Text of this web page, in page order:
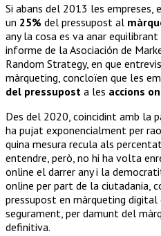
Si abans del 2013 les empreses,
un 25% del pressupost al
any la cosa es va anar
informe de la Asociación de
Random Strategy, en que
màrqueting, concloïen que les
del pressupost a les accions
Des del 2020, coincidint amb la
ha pujat exponencialment per
quina mesura recula als
entendre, però, no hi ha volta
online el darrer any i la
online per part de la ciutadania,
pressupost en màrqueting digital
segurament, per damunt del
definitiva.